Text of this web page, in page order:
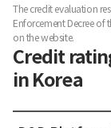
Credit
in Korea
The credit evaluation
Enforcement Decree of
on the website.